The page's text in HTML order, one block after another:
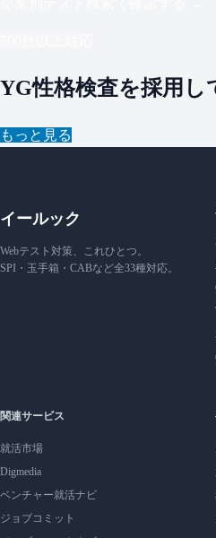
YG性格検査を採用し
もっと見る
イールック
Webテスト対策、これひとつ。
SPI・玉手箱・CABなど全33種対応。
関連サービス
就活市場
Digmedia
ベンチャー就活ナビ
ジョブコミット